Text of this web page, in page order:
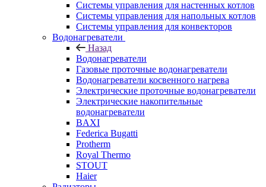
Системы управления для настенных котлов
Системы управления для напольных котлов
Системы управления для конвекторов
Водонагреватели
Назад
Водонагреватели
Газовые проточные водонагреватели
Водонагреватели косвенного нагрева
Электрические проточные водонагреватели
Электрические накопительные
водонагреватели
BAXI
Federica Bugatti
Protherm
Royal Thermo
STOUT
Haier